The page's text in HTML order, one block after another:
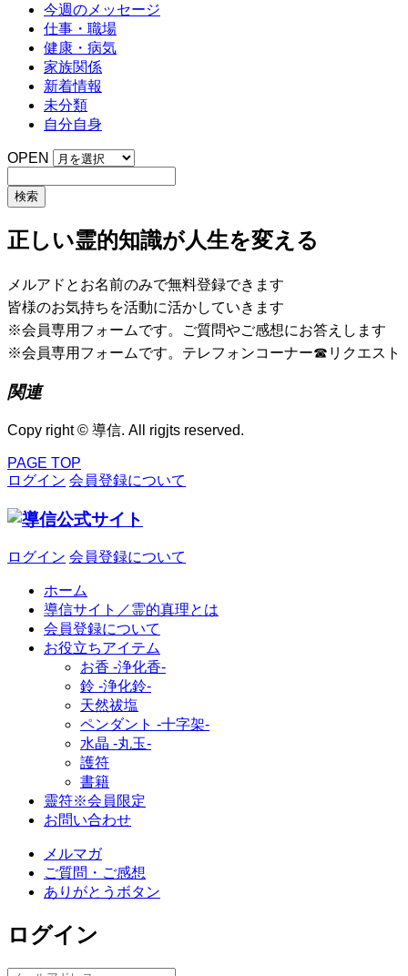
今週のメッセージ
仕事・職場
健康・病気
家族関係
新着情報
未分類
自分自身
OPEN
正しい霊的知識が人生を変える
メルアドとお名前のみで無料登録できます
皆様のお気持ちを活動に活かしていきます
※会員専用フォームです。ご質問やご感想にお答えします
※会員専用フォームです。テレフォンコーナー☎リクエスト
関連
Copy right © 導信. All rigjts reserved.
PAGE TOP
ログイン 会員登録について
ログイン 会員登録について
ホーム
導信サイト／霊的真理とは
会員登録について
お役立ちアイテム
お香 ‐浄化香‐
鈴 ‐浄化鈴‐
天然祓塩
ペンダント -十字架-
水晶 -丸玉-
護符
書籍
靈符※会員限定
お問い合わせ
メルマガ
ご質問・ご感想
ありがとうボタン
ログイン